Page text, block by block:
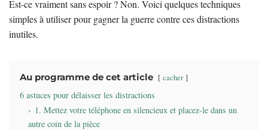
Est-ce vraiment sans espoir ? Non. Voici quelques techniques
simples à utiliser pour gagner la guerre contre ces distractions
inutiles.
Au programme de cet article cacher
6 astuces pour délaisser les distractions
1. Mettez votre téléphone en silencieux et placez-le dans un
autre coin de la pièce